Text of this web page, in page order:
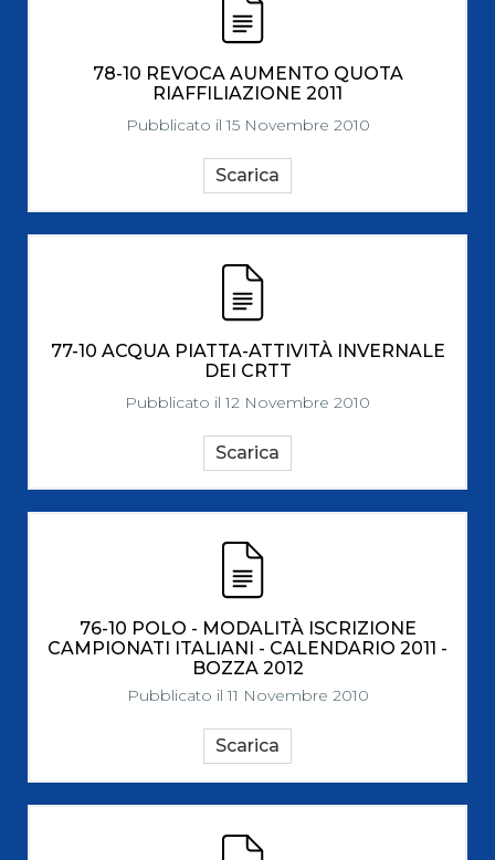
78-10 REVOCA AUMENTO QUOTA
RIAFFILIAZIONE 2011
Pubblicato il 15 Novembre 2010
Scarica
77-10 ACQUA PIATTA-ATTIVITÀ INVERNALE
DEI CRTT
Pubblicato il 12 Novembre 2010
Scarica
76-10 POLO - MODALITÀ ISCRIZIONE
CAMPIONATI ITALIANI - CALENDARIO 2011 -
BOZZA 2012
Pubblicato il 11 Novembre 2010
Scarica